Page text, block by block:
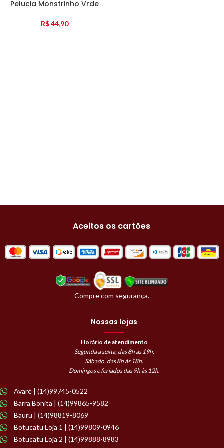
Pelucia Monstrinho Vrde
R$44,90
Aceitos os cartões
Compre com segurança.
Nossas lojas
Horário de atendimento
Segunda a sexta, das 8h às 19h.
Sábado, das 8h às 18h.
Domingos e feriados das 9h às 12h.
Avaré | (14)99745-0522
Barra Bonita | (14)99865-9582
Bauru | (14)98819-8069
Botucatu Loja 1 | (14)99809-0946
Botucatu Loja 2 | (14)99888-8983